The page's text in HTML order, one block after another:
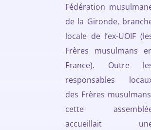
Fédération
de la Gironde,
locale de l’ex-UOIF
Frères musulmans
France). Outre
responsables
des Frères
cette
accueillait